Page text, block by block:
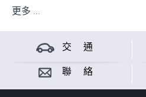
更多 ...
交 通
聯 絡